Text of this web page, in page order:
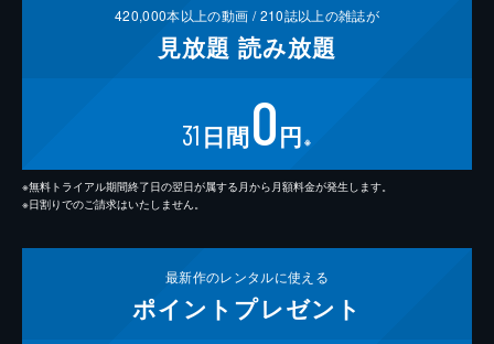
420,000本以上の動画 /210誌以上の雑誌が
見放題 読み放題
31 日間0円 ※
※無料トライアル期間終了日の翌日が属する月から月額料金が発生します。
※日割りでのご請求はいたしません。
最新作のレンタルに使える
ポイント プレゼント